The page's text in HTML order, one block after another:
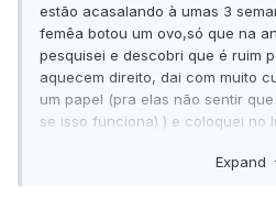
estão acasalando à umas 3
femêa botou um ovo,só que na
pesquisei e descobri que é ruim
aquecem direito, dai com muito
um papel (pra elas não sentir
se isso funciona) ) e coloquei no
eu só vi o macho entrar 2 vezes
Expand